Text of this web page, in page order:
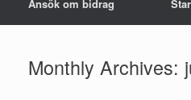
Ansök om bidrag
Monthly Archives: